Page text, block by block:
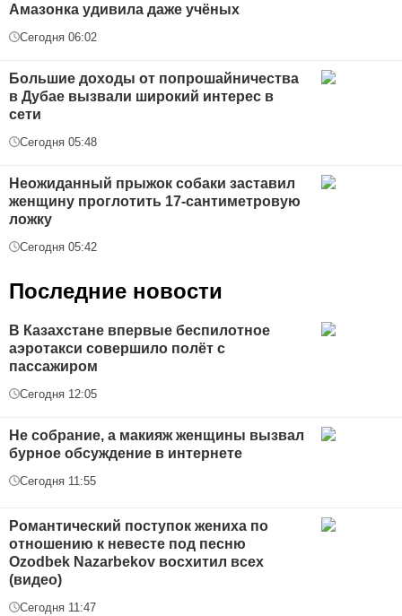
Амазонка удивила даже учёных
Сегодня 06:02
Большие доходы от попрошайничества
в Дубае вызвали широкий интерес в
сети
Сегодня 05:48
Неожиданный прыжок собаки заставил
женщину проглотить 17-сантиметровую
ложку
Сегодня 05:42
Последние новости
В Казахстане впервые беспилотное
аэротакси совершило полёт с
пассажиром
Сегодня 12:05
Не собрание, а макияж женщины вызвал
бурное обсуждение в интернете
Сегодня 11:55
Романтический поступок жениха по
отношению к невесте под песню
Ozodbek Nazarbekov восхитил всех
(видео)
Сегодня 11:47